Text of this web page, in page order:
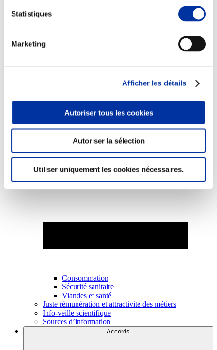
Statistiques
Marketing
Afficher les détails
Autoriser tous les cookies
Autoriser la sélection
Utiliser uniquement les cookies nécessaires.
Abattoir
Partenaire Climat
Consommation
Sécurité sanitaire
Viandes et santé
Juste rémunération et attractivité des métiers
Info-veille scientifique
Sources d’information
Accords